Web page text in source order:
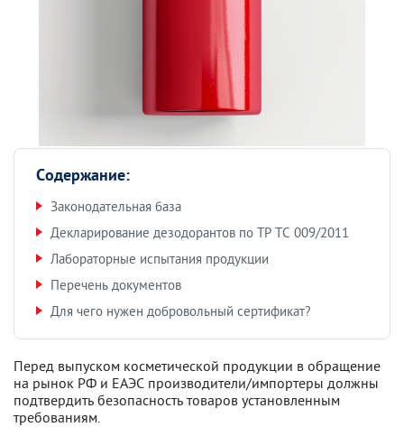
Содержание:
Законодательная база
Декларирование дезодорантов по ТР ТС 009/2011
Лабораторные испытания продукции
Перечень документов
Для чего нужен добровольный сертификат?
Перед выпуском косметической продукции в обращение
на рынок РФ и ЕАЭС производители/импортеры должны
подтвердить безопасность товаров установленным
требованиям.